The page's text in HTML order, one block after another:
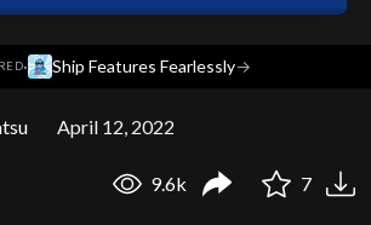
· Ship Features Fearlessly→
April 12, 2022
9.6k 7